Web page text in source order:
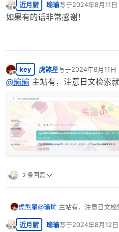
离线
近月厨 瑜瑜写于2024年8月11
最后由 编辑
如果有的话非常感谢！
离线
key 虎煞星写于2024年8月11日
最后由 编辑
@瑜瑜 主站有，注意日文检索
2 条回复
虎煞星@瑜瑜 主站有，注意日文检
近月厨 瑜瑜写于2024年8月12
最后由 编辑